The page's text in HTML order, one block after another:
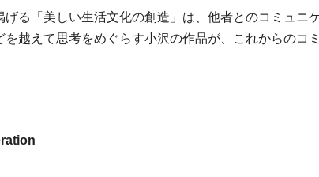
げる「美しい生活文化の創造」は、他者とのコミュ
越えて思考をめぐらす小沢の作品が、これからのコ